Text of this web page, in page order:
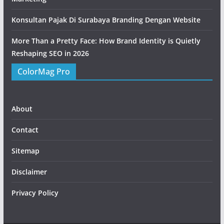
Konsultan Pajak Di Surabaya Branding Dengan Website
More Than a Pretty Face: How Brand Identity is Quietly
Reshaping SEO in 2026
ColorMag Pro
About
Contact
Sitemap
Disclaimer
Privacy Policy